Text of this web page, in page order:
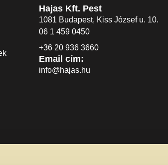
Hajas Kft. Pest
1081 Budapest, Kiss József u. 10.
06 1 459 0450
+36 20 936 3660
Email cím:
info@hajas.hu